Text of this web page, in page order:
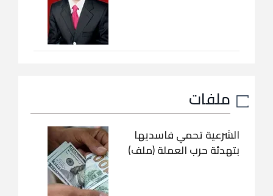
ملفات
الشرعية تحمي فاسديها
بتهدئة حرب العملة (ملف)